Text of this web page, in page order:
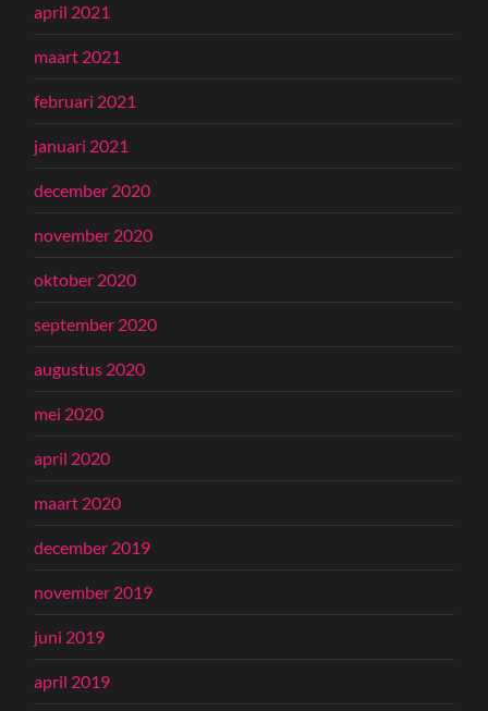
april 2021
maart 2021
februari 2021
januari 2021
december 2020
november 2020
oktober 2020
september 2020
augustus 2020
mei 2020
april 2020
maart 2020
december 2019
november 2019
juni 2019
april 2019